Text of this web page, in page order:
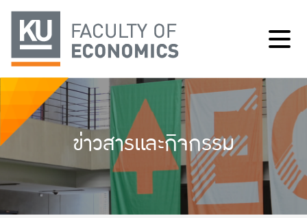
ข่าวสารและกิจกรรม